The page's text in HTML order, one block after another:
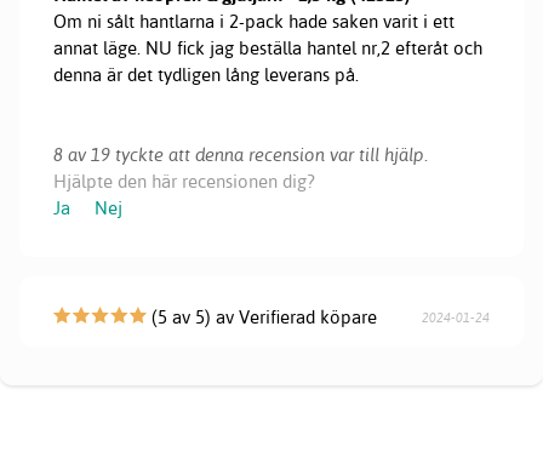
Om ni sålt hantlarna i 2-pack hade saken varit i ett
annat läge. NU fick jag beställa hantel nr,2 efteråt och
denna är det tydligen lång leverans på.
8 av 19 tyckte att denna recension var till hjälp.
Hjälpte den här recensionen dig?
Ja
Nej
(5 av 5) av Verifierad köpare 2024-01-24